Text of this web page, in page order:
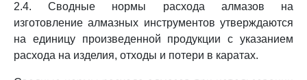
2.4. Сводные нормы расхода алмазов на
изготовление алмазных инструментов утверждаются
на единицу произведенной продукции с указанием
расхода на изделия, отходы и потери в каратах.